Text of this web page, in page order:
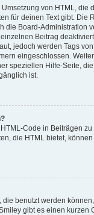
von HTML, die
für deinen Text gibt. Die
die Board-Administration
Beitrag
jedoch werden Tags von
eingeschlossen.
speziellen Hilfe-Seite,
ist.
Code in Beiträgen
die HTML bietet,
benutzt werden
gibt es einen kurzen